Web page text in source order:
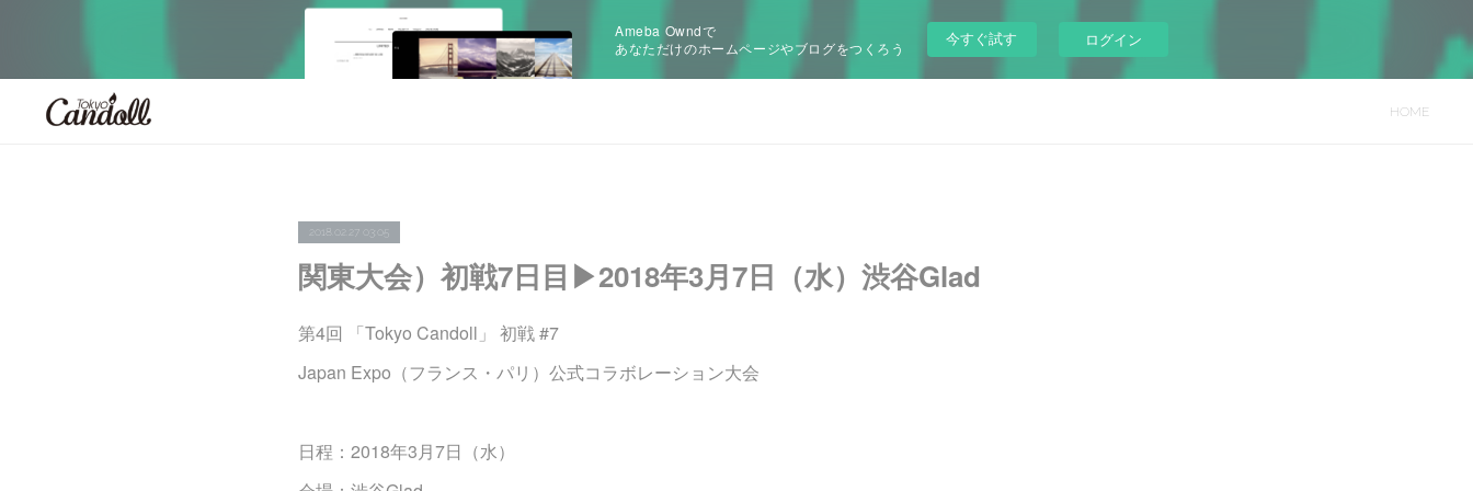
Ameba Owndで
あなただけのホームページやブログをつくろう
今すぐ試す ログイン
HOME
2018.02.27 03:05
関東大会）初戦7日目▶2018年3月7日（水）渋谷Glad
第4回 「Tokyo Candoll」 初戦 #7
Japan Expo（フランス・パリ）公式コラボレーション大会
日程：2018年3月7日（水）